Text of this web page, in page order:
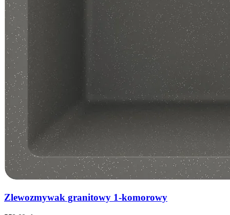
Zlewozmywak granitowy 1-komorowy